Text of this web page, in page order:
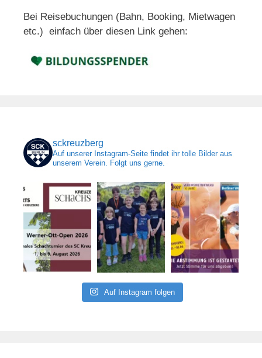
Bei Reisebuchungen (Bahn, Booking, Mietwagen
etc.) einfach über diesen Link gehen:
sckreuzberg
Auf unserer Instagram-Seite findet ihr tolle Bilder aus
unserem Verein. Folgt uns gerne.
Auf Instagram folgen